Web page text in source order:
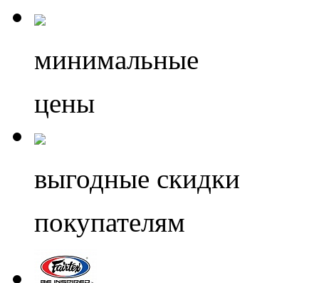
минимальные
цены
выгодные скидки
покупателям